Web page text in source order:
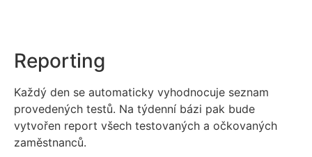
Reporting
Každý den se automaticky vyhodnocuje seznam
provedených testů. Na týdenní bázi pak bude
vytvořen report všech testovaných a očkovaných
zaměstnanců.